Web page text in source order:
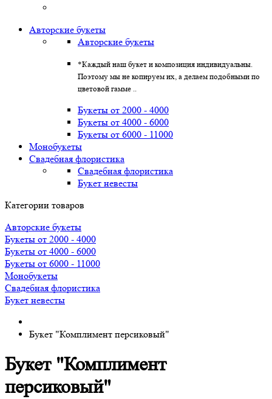
Авторские букеты
Авторские букеты
*Каждый наш букет и композиция индивидуальны.
Поэтому мы не копируем их, а делаем подобными по
цветовой гамме ..
Букеты от 2000 - 4000
Букеты от 4000 - 6000
Букеты от 6000 - 11000
Монобукеты
Свадебная флористика
Свадебная флористика
Букет невесты
Категории товаров
Авторские букеты
Букеты от 2000 - 4000
Букеты от 4000 - 6000
Букеты от 6000 - 11000
Монобукеты
Свадебная флористика
Букет невесты
Букет "Комплимент персиковый"
Букет "Комплимент
персиковый"